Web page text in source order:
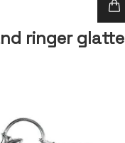
ringer glatte